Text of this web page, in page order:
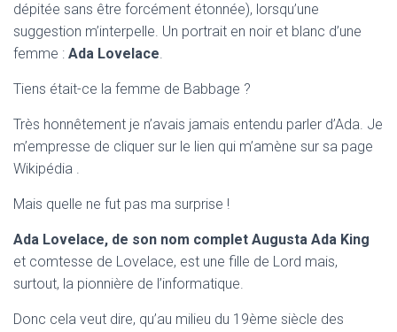
dépitée sans être forcément étonnée), lorsqu’une
suggestion m’interpelle. Un portrait en noir et blanc d’une
femme : Ada Lovelace.
Tiens était-ce la femme de Babbage ?
Très honnêtement je n’avais jamais entendu parler d’Ada. Je
m’empresse de cliquer sur le lien qui m’amène sur sa page
Wikipédia .
Mais quelle ne fut pas ma surprise !
Ada Lovelace, de son nom complet Augusta Ada King
et comtesse de Lovelace, est une fille de Lord mais,
surtout, la pionnière de l’informatique.
Donc cela veut dire, qu’au milieu du 19ème siècle des